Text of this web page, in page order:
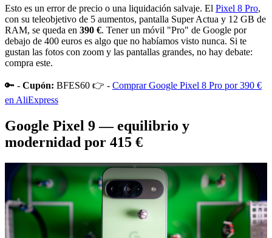
Esto es un error de precio o una liquidación salvaje. El Pixel 8 Pro,
con su teleobjetivo de 5 aumentos, pantalla Super Actua y 12 GB de
RAM, se queda en 390 €. Tener un móvil "Pro" de Google por
debajo de 400 euros es algo que no habíamos visto nunca. Si te
gustan las fotos con zoom y las pantallas grandes, no hay debate:
compra este.
🔑 - Cupón: BFES60 👉 - Comprar Google Pixel 8 Pro por 390 €
en AliExpress
Google Pixel 9 — equilibrio y
modernidad por 415 €